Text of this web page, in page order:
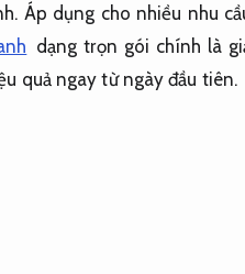
Áp dụng cho nhiều nhu
dạng trọn gói chính là
quả ngay từ ngày đầu tiên.